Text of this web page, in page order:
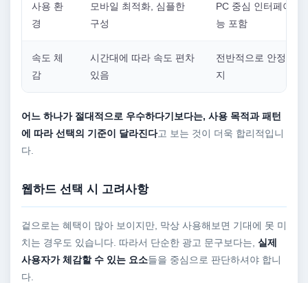
사용 환
경
모바일 최적화, 심플한
구성
PC 중심 인터페이스,
능 포함
속도 체
감
시간대에 따라 속도 편차
있음
전반적으로 안정적인
지
어느 하나가 절대적으로 우수하다기보다는, 사용 목적과 패턴
에 따라 선택의 기준이 달라진다고 보는 것이 더욱 합리적입니
다.
웹하드 선택 시 고려사항
겉으로는 혜택이 많아 보이지만, 막상 사용해보면 기대에 못 미
치는 경우도 있습니다. 따라서 단순한 광고 문구보다는, 실제
사용자가 체감할 수 있는 요소들을 중심으로 판단하셔야 합니
다.